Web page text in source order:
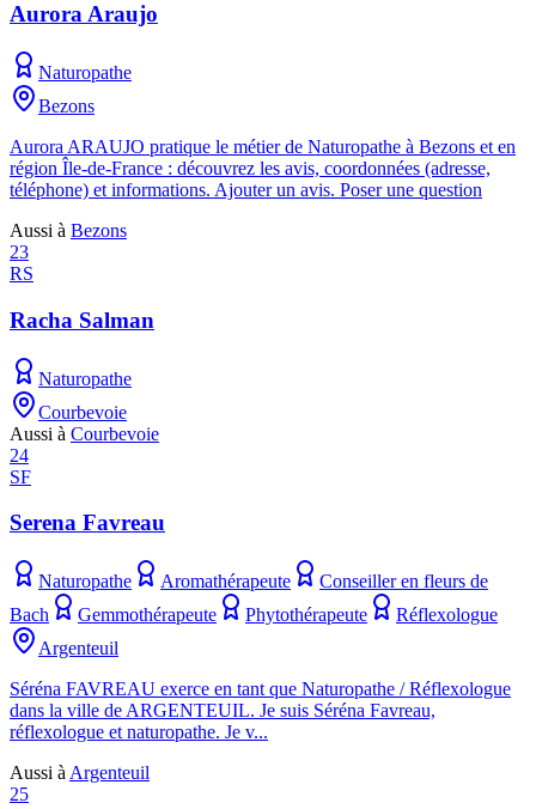
Aurora Araujo
Naturopathe
Bezons
Aurora ARAUJO pratique le métier de Naturopathe à Bezons et en
région Île-de-France : découvrez les avis, coordonnées (adresse,
téléphone) et informations. Ajouter un avis. Poser une question
Aussi à Bezons
23
RS
Racha Salman
Naturopathe
Courbevoie
Aussi à Courbevoie
24
SF
Serena Favreau
Naturopathe Aromathérapeute
Conseiller en fleurs de
Bach
Gemmothérapeute Phytothérapeute
Réflexologue
Argenteuil
Séréna FAVREAU exerce en tant que Naturopathe / Réflexologue
dans la ville de ARGENTEUIL. Je suis Séréna Favreau,
réflexologue et naturopathe. Je v...
Aussi à Argenteuil
25